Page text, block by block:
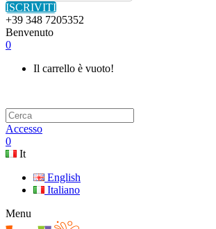
ISCRIVITI
+39 348 7205352
Benvenuto
0
Il carrello è vuoto!
Accesso
0
It
English
Italiano
Menu